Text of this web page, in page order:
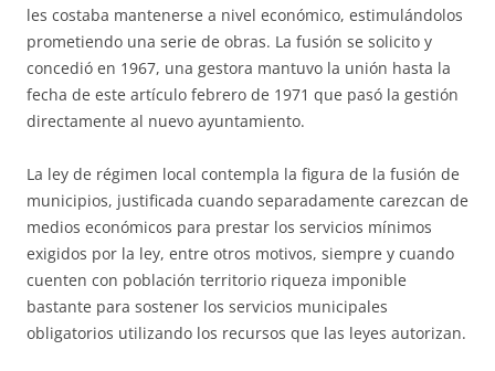
les costaba mantenerse a nivel económico, estimulándolos
prometiendo una serie de obras. La fusión se solicito y
concedió en 1967, una gestora mantuvo la unión hasta la
fecha de este artículo febrero de 1971 que pasó la gestión
directamente al nuevo ayuntamiento.
La ley de régimen local contempla la figura de la fusión de
municipios, justificada cuando separadamente carezcan de
medios económicos para prestar los servicios mínimos
exigidos por la ley, entre otros motivos, siempre y cuando
cuenten con población territorio riqueza imponible
bastante para sostener los servicios municipales
obligatorios utilizando los recursos que las leyes autorizan.